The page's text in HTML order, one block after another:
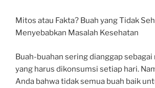
Mitos atau Fakta? Buah yang Tidak
Menyebabkan Masalah Kesehatan
Buah-buahan sering dianggap sebagai
yang harus dikonsumsi setiap hari.
Anda bahwa tidak semua buah baik